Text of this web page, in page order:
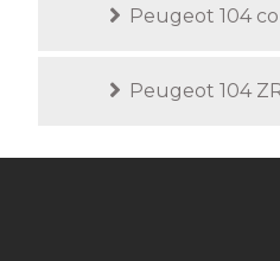
Peugeot 104
Peugeot 104